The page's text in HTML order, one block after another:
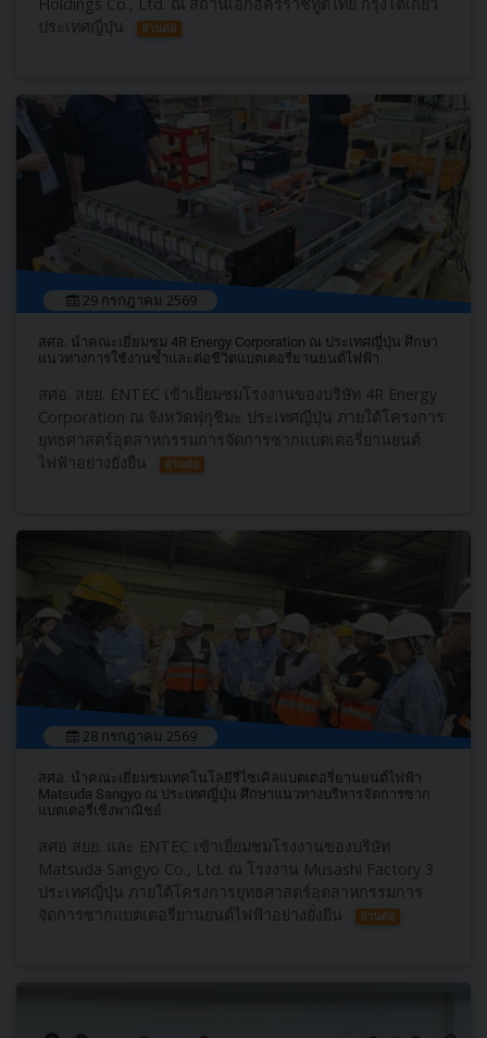
Holdings Co., Ltd. ณ สถานเอกอัครราชทูตไทย กรุงโตเกียว
ประเทศญี่ปุ่น
อ่านต่อ
29 กรกฎาคม 2569
สศอ. นำคณะเยี่ยมชม 4R Energy Corporation ณ ประเทศญี่ปุ่น ศึกษา
แนวทางการใช้งานซ้ำและต่อชีวิตแบตเตอรี่ยานยนต์ไฟฟ้า
สศอ. สยย. ENTEC เข้าเยี่ยมชมโรงงานของบริษัท 4R Energy
Corporation ณ จังหวัดฟุกุชิมะ ประเทศญี่ปุ่น ภายใต้โครงการ
ยุทธศาสตร์อุตสาหกรรมการจัดการซากแบตเตอรี่ยานยนต์
ไฟฟ้าอย่างยั่งยืน
อ่านต่อ
28 กรกฎาคม 2569
สศอ. นำคณะเยี่ยมชมเทคโนโลยีรีไซเคิลแบตเตอรี่ยานยนต์ไฟฟ้า
Matsuda Sangyo ณ ประเทศญี่ปุ่น ศึกษาแนวทางบริหารจัดการซาก
แบตเตอรี่เชิงพาณิชย์
สศอ สยย. และ ENTEC เข้าเยี่ยมชมโรงงานของบริษัท
Matsuda Sangyo Co., Ltd. ณ โรงงาน Musashi Factory 3
ประเทศญี่ปุ่น ภายใต้โครงการยุทธศาสตร์อุตสาหกรรมการ
จัดการซากแบตเตอรี่ยานยนต์ไฟฟ้าอย่างยั่งยืน
อ่านต่อ